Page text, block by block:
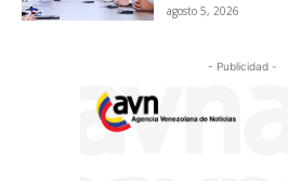
agosto 5, 2026
- Publicidad -